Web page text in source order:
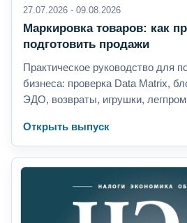
27.07.2026 - 09.08.2026
Маркировка товаров: как
подготовить продажи
Практическое руководство для
бизнеса: проверка Data Matrix,
ЭДО, возвраты, игрушки,
Открыть выпуск